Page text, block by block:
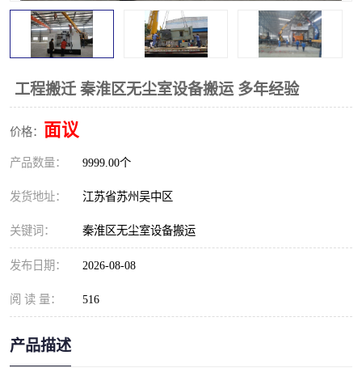
工程搬迁 秦淮区无尘室设备搬运 多年经验
价格： 面议
产品数量： 9999.00个
发货地址： 江苏省苏州吴中区
关键词： 秦淮区无尘室设备搬运
发布日期： 2026-08-08
阅 读 量： 516
产品描述